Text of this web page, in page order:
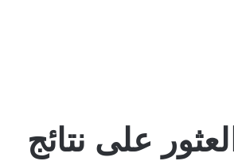
على نتائج